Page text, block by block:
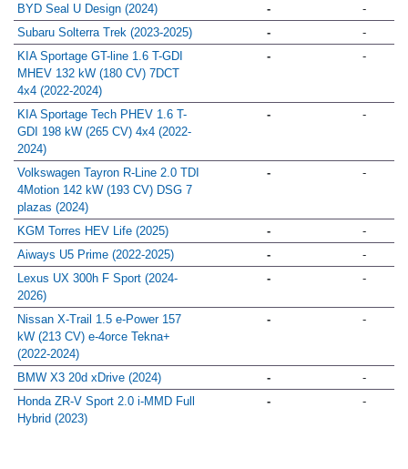
BYD Seal U Design (2024) -
-
Subaru Solterra Trek (2023-2025)
-
-
KIA Sportage GT-line 1.6 T-GDI
MHEV 132 kW (180 CV) 7DCT
4x4 (2022-2024)
- -
KIA Sportage Tech PHEV 1.6 T-
GDI 198 kW (265 CV) 4x4 (2022-
2024)
- -
Volkswagen Tayron R-Line 2.0 TDI
4Motion 142 kW (193 CV) DSG 7
plazas (2024)
- -
KGM Torres HEV Life (2025) -
-
Aiways U5 Prime (2022-2025)
-
-
Lexus UX 300h F Sport (2024-
2026)
- -
Nissan X-Trail 1.5 e-Power 157
kW (213 CV) e-4orce Tekna+
(2022-2024)
- -
BMW X3 20d xDrive (2024) -
-
Honda ZR-V Sport 2.0 i-MMD Full
Hybrid (2023)
- -